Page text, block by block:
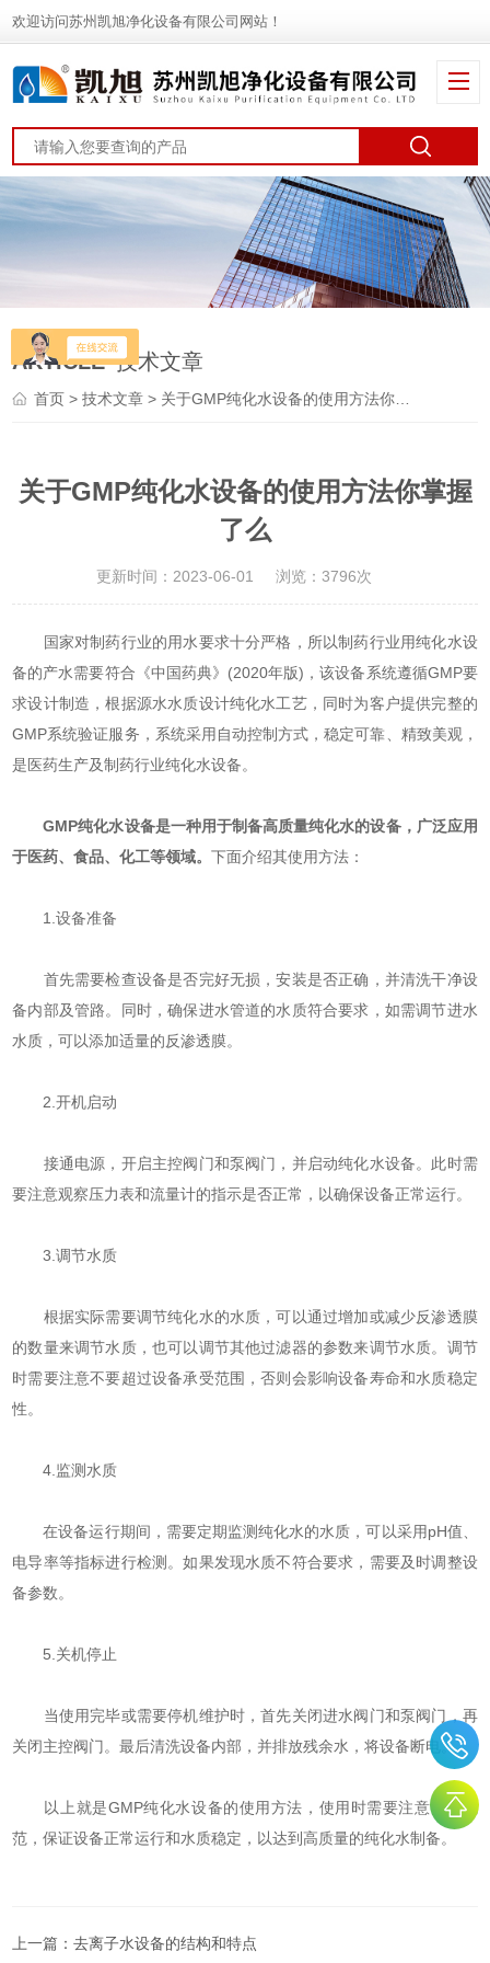
欢迎访问苏州凯旭净化设备有限公司网站！
ARTICLE 技术文章
首页 >技术文章 > 关于GMP纯化水设备的使用方法你掌握了么
关于GMP纯化水设备的使用方法你掌握
了么
更新时间：2023-06-01 浏览：3796次
国家对制药行业的用水要求十分严格，所以制药行业用纯化水设
备的产水需要符合《中国药典》(2020年版)，该设备系统遵循GMP要
求设计制造，根据源水水质设计纯化水工艺，同时为客户提供完整的
GMP系统验证服务，系统采用自动控制方式，稳定可靠、精致美观，
是医药生产及制药行业纯化水设备。
GMP纯化水设备是一种用于制备高质量纯化水的设备，广泛应用
于医药、食品、化工等领域。下面介绍其使用方法：
1.设备准备
首先需要检查设备是否完好无损，安装是否正确，并清洗干净设
备内部及管路。同时，确保进水管道的水质符合要求，如需调节进水
水质，可以添加适量的反渗透膜。
2.开机启动
接通电源，开启主控阀门和泵阀门，并启动纯化水设备。此时需
要注意观察压力表和流量计的指示是否正常，以确保设备正常运行。
3.调节水质
根据实际需要调节纯化水的水质，可以通过增加或减少反渗透膜
的数量来调节水质，也可以调节其他过滤器的参数来调节水质。调节
时需要注意不要超过设备承受范围，否则会影响设备寿命和水质稳定
性。
4.监测水质
在设备运行期间，需要定期监测纯化水的水质，可以采用pH值、
电导率等指标进行检测。如果发现水质不符合要求，需要及时调整设
备参数。
5.关机停止
当使用完毕或需要停机维护时，首先关闭进水阀门和泵阀门，再
关闭主控阀门。最后清洗设备内部，并排放残余水，将设备断电。
以上就是GMP纯化水设备的使用方法，使用时需要注意操作规
范，保证设备正常运行和水质稳定，以达到高质量的纯化水制备。
上一篇：去离子水设备的结构和特点